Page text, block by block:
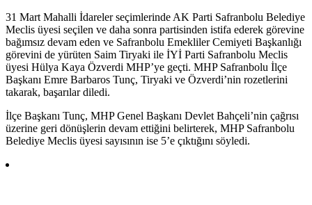
31 Mart Mahalli İdareler seçimlerinde AK Parti Safranbolu Belediye
Meclis üyesi seçilen ve daha sonra partisinden istifa ederek görevine
bağımsız devam eden ve Safranbolu Emekliler Cemiyeti Başkanlığı
görevini de yürüten Saim Tiryaki ile İYİ Parti Safranbolu Meclis
üyesi Hülya Kaya Özverdi MHP’ye geçti. MHP Safranbolu İlçe
Başkanı Emre Barbaros Tunç, Tiryaki ve Özverdi’nin rozetlerini
takarak, başarılar diledi.
İlçe Başkanı Tunç, MHP Genel Başkanı Devlet Bahçeli’nin çağrısı
üzerine geri dönüşlerin devam ettiğini belirterek, MHP Safranbolu
Belediye Meclis üyesi sayısının ise 5’e çıktığını söyledi.